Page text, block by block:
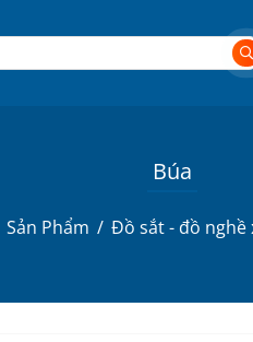
Búa
Sản Phẩm Đồ sắt - đồ nghề